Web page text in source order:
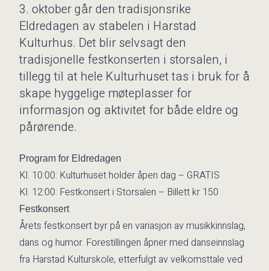
3. oktober går den tradisjonsrike
Eldredagen av stabelen i Harstad
Kulturhus. Det blir selvsagt den
tradisjonelle festkonserten i storsalen, i
tillegg til at hele Kulturhuset tas i bruk for å
skape hyggelige møteplasser for
informasjon og aktivitet for både eldre og
pårørende.
Program for Eldredagen
Kl. 10:00: Kulturhuset holder åpen dag – GRATIS
Kl. 12:00: Festkonsert i Storsalen – Billett kr 150
Festkonsert
Årets festkonsert byr på en variasjon av musikkinnslag,
dans og humor. Forestillingen åpner med danseinnslag
fra Harstad Kulturskole, etterfulgt av velkomsttale ved